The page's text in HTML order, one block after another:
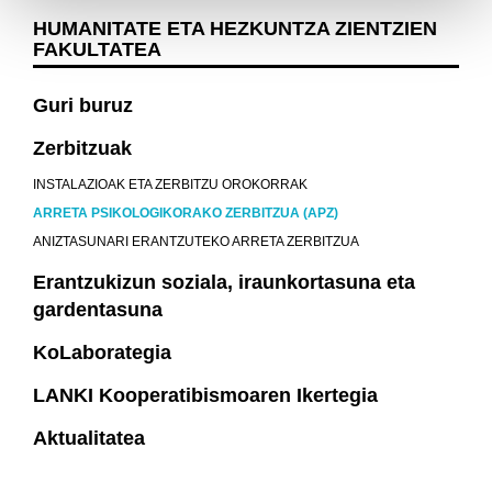
HUMANITATE ETA HEZKUNTZA ZIENTZIEN
FAKULTATEA
Guri buruz
Zerbitzuak
INSTALAZIOAK ETA ZERBITZU OROKORRAK
ARRETA PSIKOLOGIKORAKO ZERBITZUA (APZ)
ANIZTASUNARI ERANTZUTEKO ARRETA ZERBITZUA
Erantzukizun soziala, iraunkortasuna eta
gardentasuna
KoLaborategia
LANKI Kooperatibismoaren Ikertegia
Aktualitatea